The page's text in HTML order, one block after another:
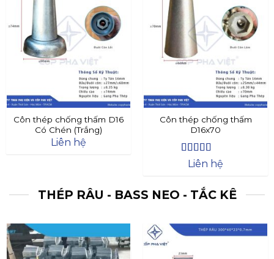
Côn thép chống thấm D16
Có Chén (Trắng)
Liên hệ
Côn thép chống thấm
D16x70
Được xếp
5
Liên hệ
THÉP RÂU - BASS NEO - TẮC KÊ